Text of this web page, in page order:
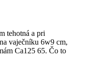
tehotná a pri
vaječníku 6w9 cm,
Ca125 65. Čo to